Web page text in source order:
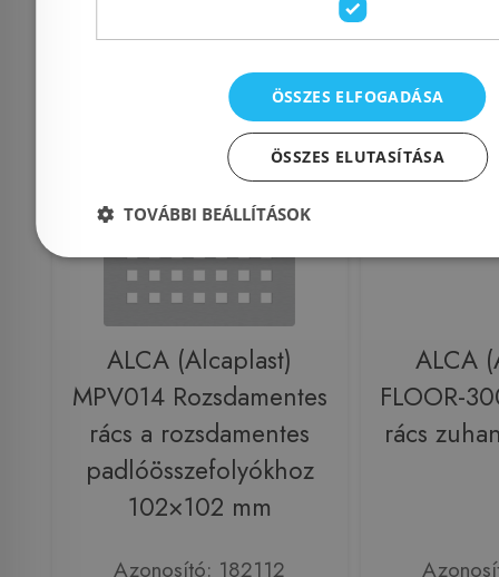
Kosárba
ALCA (Alcaplast)
MPV014 Rozsdamentes
rács a rozsdamentes
padlóösszefolyókhoz
102×102 mm
Azonosító: 182112
Rendelésre
ALCA
FLOOR-
rács
ÖSSZES ELFOGADÁSA
ÖSSZES ELUTASÍTÁSA
TOVÁBBI BEÁLLÍTÁSOK